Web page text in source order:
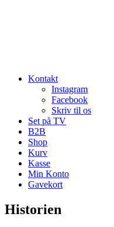
Kontakt
Instagram
Facebook
Skriv til os
Set på TV
B2B
Shop
Kurv
Kasse
Min Konto
Gavekort
Historien